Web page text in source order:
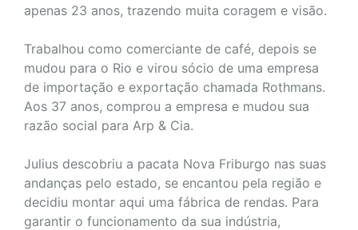
apenas 23 anos, trazendo muita coragem e visão.
Trabalhou como comerciante de café, depois se
mudou para o Rio e virou sócio de uma empresa
de importação e exportação chamada Rothmans.
Aos 37 anos, comprou a empresa e mudou sua
razão social para Arp & Cia.
Julius descobriu a pacata Nova Friburgo nas suas
andanças pelo estado, se encantou pela região e
decidiu montar aqui uma fábrica de rendas. Para
garantir o funcionamento da sua indústria,